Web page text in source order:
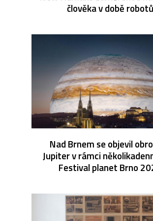
člověka v době robotů
Nad Brnem se objevil
Jupiter v rámci
Festival planet Brno